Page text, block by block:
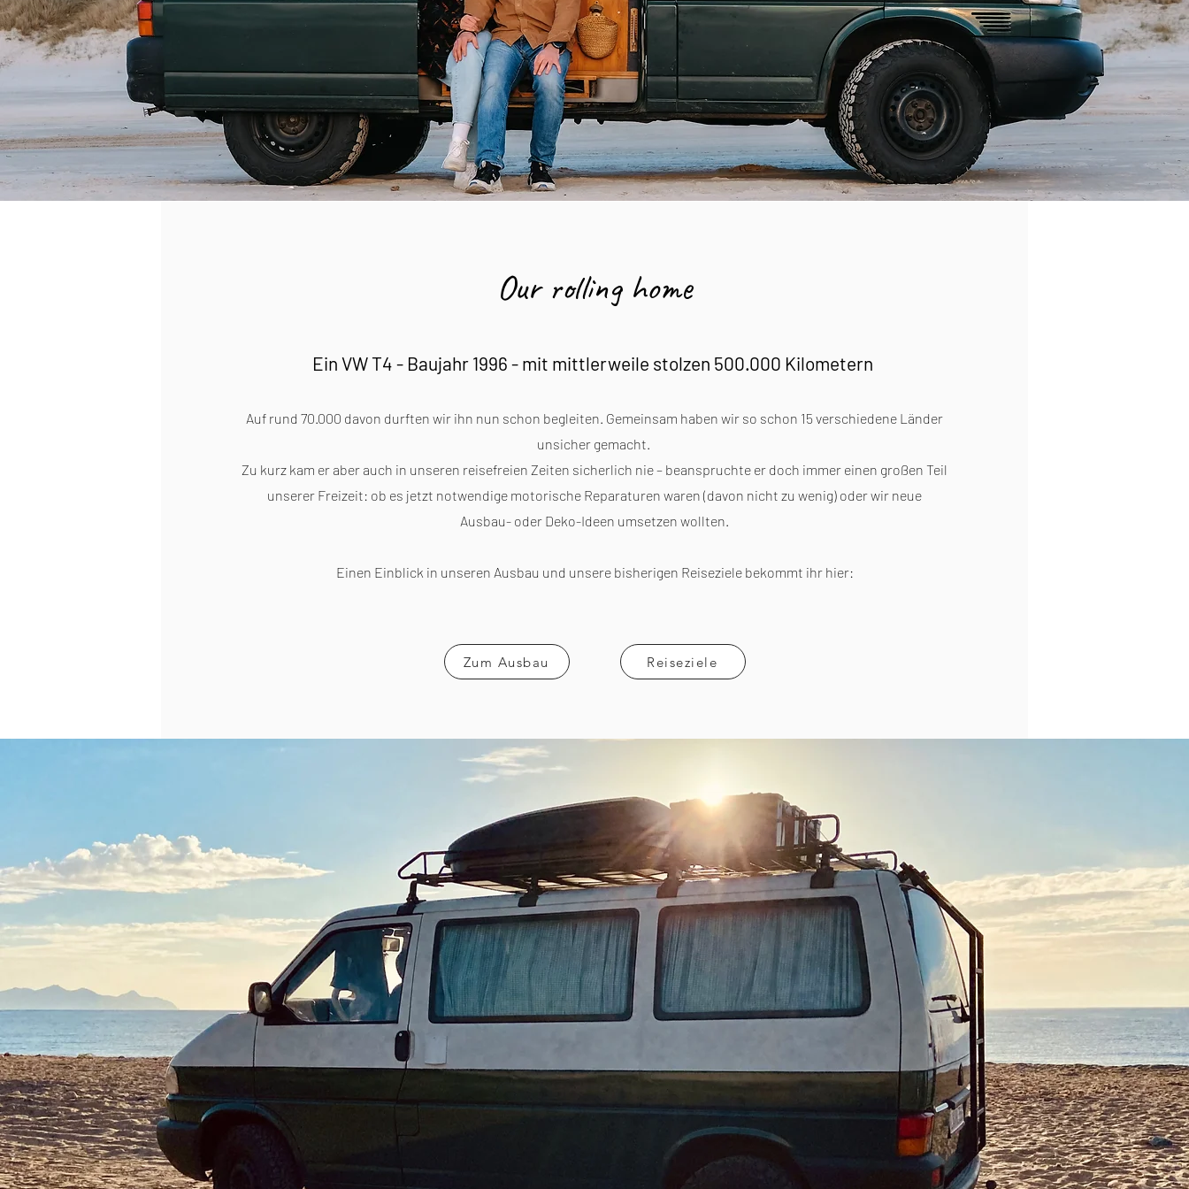
Our rolling home
Ein VW T4 - Baujahr 1996 - mit mittlerweile stolzen 500.000 Kilometern
Auf rund 70.000 davon durften wir ihn nun schon begleiten. Gemeinsam haben wir so schon 15 verschiedene Länder
unsicher gemacht.
Zu kurz kam er aber auch in unseren reisefreien Zeiten sicherlich nie – beanspruchte er doch immer einen großen Teil
unserer Freizeit: ob es jetzt notwendige motorische Reparaturen waren (davon nicht zu wenig) oder wir neue
Ausbau- oder Deko-Ideen umsetzen wollten.
Einen Einblick in unseren Ausbau und unsere bisherigen Reiseziele bekommt ihr hier:
Zum Ausbau Reiseziele